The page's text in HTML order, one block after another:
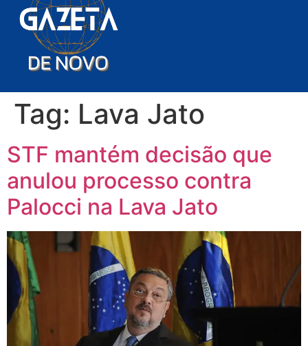
Tag: Lava Jato
STF mantém decisão que
anulou processo contra
Palocci na Lava Jato